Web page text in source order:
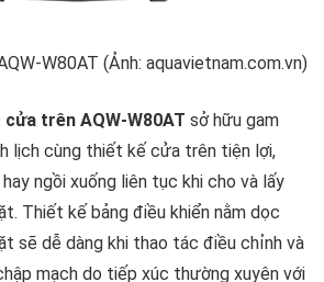
W80AT (Ảnh: aquavietnam.com.vn)
trên AQW-W80AT sở hữu gam
lịch cùng thiết kế cửa trên tiện lợi,
ngồi xuống liên tục khi cho và lấy
Thiết kế bảng điều khiển nằm dọc
sẽ dễ dàng khi thao tác điều chỉnh và
mạch do tiếp xúc thường xuyên với